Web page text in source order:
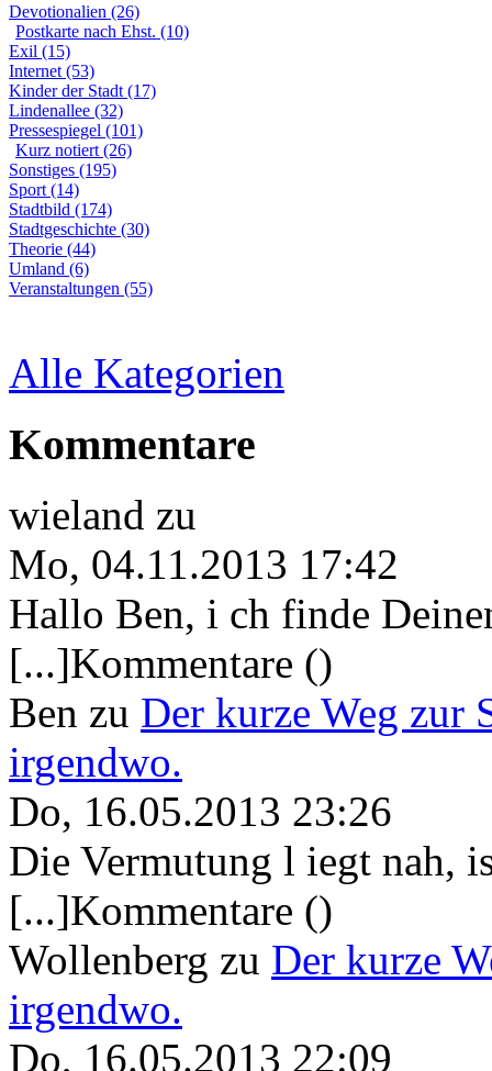
Devotionalien (26)
Postkarte nach Ehst. (10)
Exil (15)
Internet (53)
Kinder der Stadt (17)
Lindenallee (32)
Pressespiegel (101)
Kurz notiert (26)
Sonstiges (195)
Sport (14)
Stadtbild (174)
Stadtgeschichte (30)
Theorie (44)
Umland (6)
Veranstaltungen (55)
Alle Kategorien
Kommentare
wieland zu
Mo, 04.11.2013 17:42
Hallo Ben, i ch finde
[...]Kommentare ()
Ben zu Der kurze Weg zur
irgendwo.
Do, 16.05.2013 23:26
Die Vermutung l iegt nah,
[...]Kommentare ()
Wollenberg zu Der kurze
irgendwo.
Do, 16.05.2013 22:09